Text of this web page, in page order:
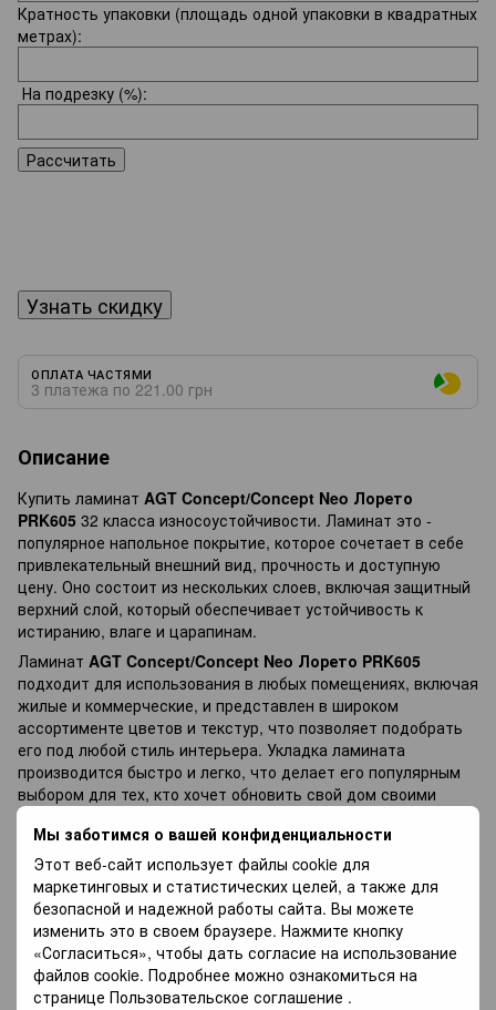
Мы заботимся о вашей конфиденциальности
Этот веб-сайт использует файлы cookie для
маркетинговых и статистических целей, а также для
безопасной и надежной работы сайта. Вы можете
изменить это в своем браузере. Нажмите кнопку
«Согласиться», чтобы дать согласие на использование
файлов cookie. Подробнее можно ознакомиться на
странице Пользовательское соглашение .
Кратность упаковки (площадь одной упаковки в квадратных
метрах):
На подрезку (%):
Рассчитать
Узнать скидку
ОПЛАТА ЧАСТЯМИ
3 платежа по 221.00 грн
Описание
Купить ламинат AGT Concept/Concept Neo Лорето
PRK605 32 класса износоустойчивости. Ламинат это -
популярное напольное покрытие, которое сочетает в себе
привлекательный внешний вид, прочность и доступную
цену. Оно состоит из нескольких слоев, включая защитный
верхний слой, который обеспечивает устойчивость к
истиранию, влаге и царапинам.
Ламинат AGT Concept/Concept Neo Лорето PRK605
подходит для использования в любых помещениях, включая
жилые и коммерческие, и представлен в широком
ассортименте цветов и текстур, что позволяет подобрать
его под любой стиль интерьера. Укладка ламината
производится быстро и легко, что делает его популярным
выбором для тех, кто хочет обновить свой дом своими
руками.
Если вы не можете подобрать ламинат напиши
специалисты с радостью Вам помогут в Выборе, так же у
Вас есть возможность купить напольное покрытие в оплату
частями, и оплачивать разными платежами в течение 3
месяцев.
Характеристики